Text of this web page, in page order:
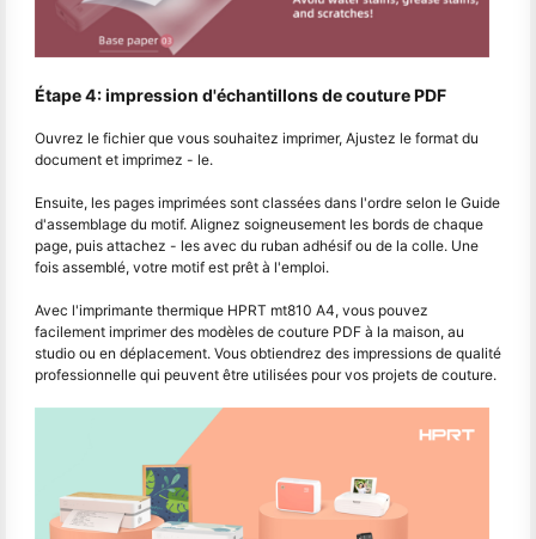
Étape 4: impression d'échantillons de couture PDF
Ouvrez le fichier que vous souhaitez imprimer, Ajustez le format du
document et imprimez - le.
Ensuite, les pages imprimées sont classées dans l'ordre selon le Guide
d'assemblage du motif. Alignez soigneusement les bords de chaque
page, puis attachez - les avec du ruban adhésif ou de la colle. Une
fois assemblé, votre motif est prêt à l'emploi.
Avec l'imprimante thermique HPRT mt810 A4, vous pouvez
facilement imprimer des modèles de couture PDF à la maison, au
studio ou en déplacement. Vous obtiendrez des impressions de qualité
professionnelle qui peuvent être utilisées pour vos projets de couture.